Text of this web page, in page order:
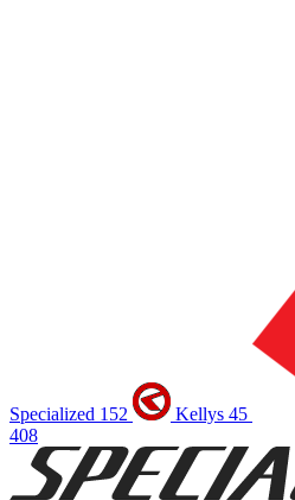
Specialized 152 Kellys 45
408